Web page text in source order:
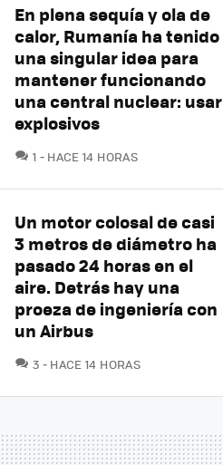
En plena sequía y ola de
calor, Rumanía ha tenido
una singular idea para
mantener funcionando
una central nuclear: usar
explosivos
1 COMENTARIOS
HACE 14 HORAS
Un motor colosal de casi
3 metros de diámetro ha
pasado 24 horas en el
aire. Detrás hay una
proeza de ingeniería con
un Airbus
3 COMENTARIOS
HACE 14 HORAS